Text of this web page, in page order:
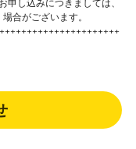
し込みにつきましては、
合がございます。